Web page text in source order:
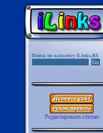
Поиск по каталогу iLinks.RU
Редактировать статью